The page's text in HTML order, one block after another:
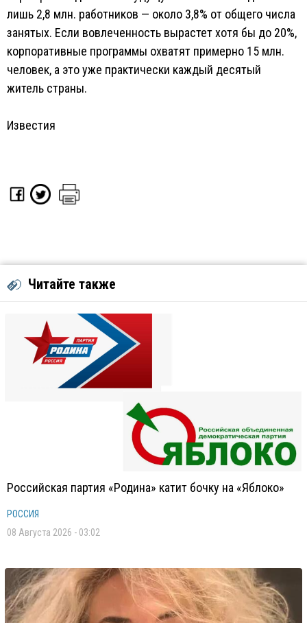
лишь 2,8 млн. работников — около 3,8% от общего числа
занятых. Если вовлеченность вырастет хотя бы до 20%,
корпоративные программы охватят примерно 15 млн.
человек, а это уже практически каждый десятый
житель страны.
Известия
Читайте также
Российская партия «Родина» катит бочку на «Яблоко»
РОССИЯ
08 Августа 2026 - 03:02